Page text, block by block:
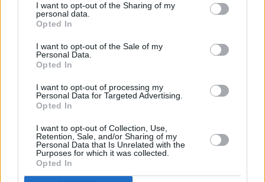
I want to opt-out of the Sharing of my
personal data.
Opted In
I want to opt-out of the Sale of my
Personal Data.
Opted In
I want to opt-out of processing my
Personal Data for Targeted Advertising.
Opted In
I want to opt-out of Collection, Use,
Retention, Sale, and/or Sharing of my
Personal Data that Is Unrelated with the
Purposes for which it was collected.
Opted In
Honor Oro
Paulina
Asumu
seguirá
creciendo
Magec
Lanzarote